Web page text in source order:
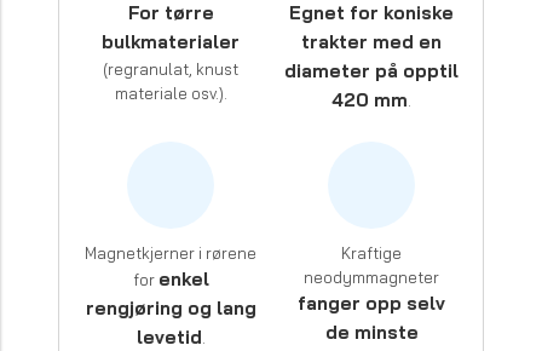
For tørre
bulkmaterialer
(regranulat, knust
materiale osv.).
Egnet for koniske
trakter med en
diameter på opptil
420 mm
Magnetkjerner i rørene
for enkel
rengjøring og lang
levetid
Kraftige
neodymmagneter
fanger opp selv
de minste